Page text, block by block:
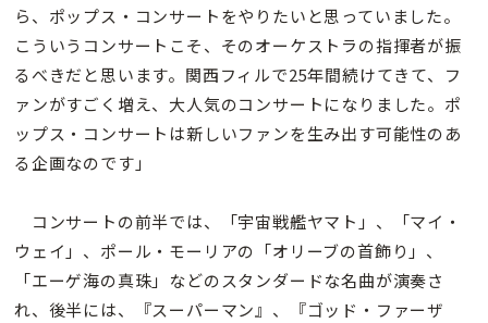
ら、ポップス・コンサートをやりたいと思っていました。
こういうコンサートこそ、そのオーケストラの指揮者が振
るべきだと思います。関西フィルで25年間続けてきて、フ
ァンがすごく増え、大人気のコンサートになりました。ポ
ップス・コンサートは新しいファンを生み出す可能性のあ
る企画なのです」
コンサートの前半では、「宇宙戦艦ヤマト」、「マイ・
ウェイ」、ポール・モーリアの「オリーブの首飾り」、
「エーゲ海の真珠」などのスタンダードな名曲が演奏さ
れ、後半には、『スーパーマン』、『ゴッド・ファーザ